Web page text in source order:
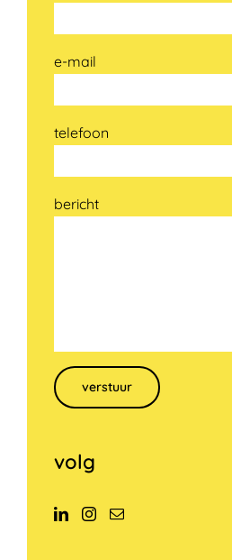
e-mail
telefoon
bericht
Gelieve dit veld leeg te laten.
volg